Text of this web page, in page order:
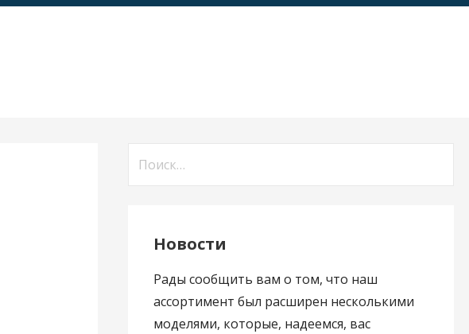
Новости
Рады сообщить вам о том, что наш
ассортимент был расширен несколькими
моделями, которые, надеемся, вас